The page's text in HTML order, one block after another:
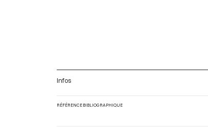
Infos
RÉFÉRENCE BIBLIOGRAPHIQUE